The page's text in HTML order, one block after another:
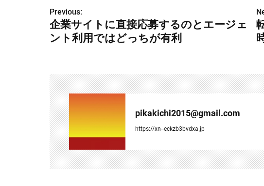
投
稿
ゲ
ー
シ
ョ
ン
Previous:
企業サイトに直接応募するのとエージェ
ント利用ではどっちが有利
pikakichi2015@gmail.com
https://xn--eckzb3bvdxa.jp